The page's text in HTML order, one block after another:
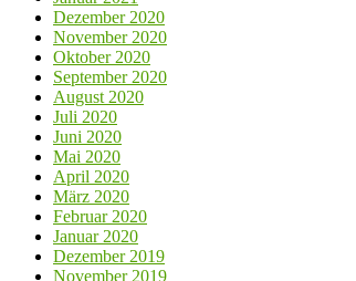
Dezember 2020
November 2020
Oktober 2020
September 2020
August 2020
Juli 2020
Juni 2020
Mai 2020
April 2020
März 2020
Februar 2020
Januar 2020
Dezember 2019
November 2019